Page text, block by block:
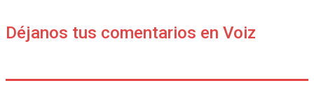
Déjanos tus comentarios en Voiz